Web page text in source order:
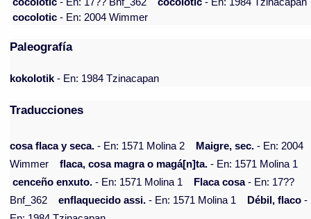
cocolotic- En: 17?? Bnf_362 cocolotic- En: 1984 Tzinacapan
cocolotic- En: 2004 Wimmer
Paleografía
kokolotik- En: 1984 Tzinacapan
Traducciones
cosa flaca y seca. - En: 1571 Molina 2 Maigre, sec. - En: 2004
Wimmer
flaca, cosa magra o magá[n]ta. - En: 1571 Molina 1
cenceño enxuto. - En: 1571 Molina 1 Flaca cosa- En: 17??
Bnf_362
enflaquecido assi. - En: 1571 Molina 1 Débil, flaco -